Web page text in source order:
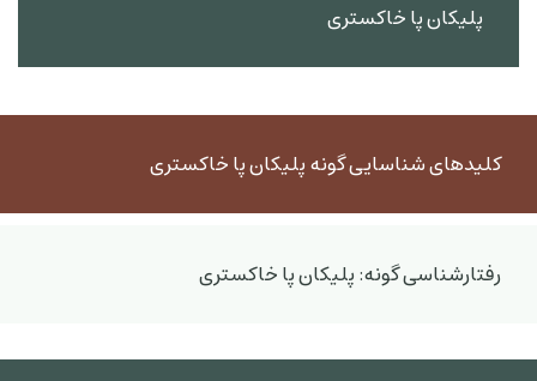
پلیکان پا خاکستری
کلیدهای شناسایی گونه پلیکان پا خاکستری
رفتارشناسی گونه: پلیکان پا خاکستری